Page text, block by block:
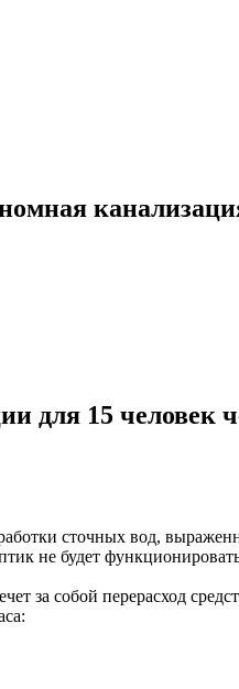
для 15 человек
сточных вод,
не будет
за собой перерасход